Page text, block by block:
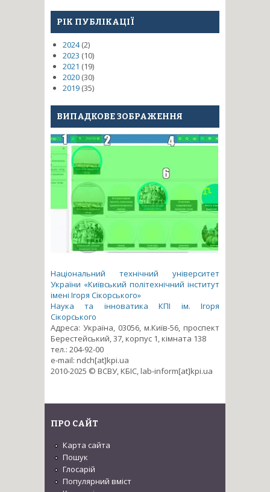
РІК ПУБЛІКАЦІЇ
2024(2)
2023 (10)
2021 (19)
2020 (30)
2019 (35)
ВИПАДКОВЕ ЗОБРАЖЕННЯ
Національний технічний університет
України «Київський політехнічний інститут
імені Ігоря Сікорського»
Наука та інноватика КПІ ім. Ігоря
Сікорського
Адреса: Україна, 03056, м.Київ-56, проспект
Берестейський, 37, корпус 1, кімната 138
тел.: 204-92-00
e-mail: ndch[at]kpi.ua
2010-2025 © ВСВУ, КБІС, lab-inform[at]kpi.ua
ПРО САЙТ
Карта сайта
Пошук
Глосарій
Популярний вміст